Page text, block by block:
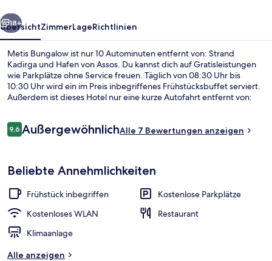
Weiter
18+
ÜbersichtZimmerLageRichtlinien
Metis Bungalow ist nur 10 Autominuten entfernt von: Strand
Kadirga und Hafen von Assos. Du kannst dich auf Gratisleistungen
wie Parkplätze ohne Service freuen. Täglich von 08:30 Uhr bis
10:30 Uhr wird ein im Preis inbegriffenes Frühstücksbuffet serviert.
Außerdem ist dieses Hotel nur eine kurze Autofahrt entfernt von:
Bewertungen
9,69,6 von 10.
AußergewöhnlichAlle 7 Bewertungen anzeigen
Beliebte Annehmlichkeiten
Frühstück inbegriffen
Kostenlose Parkplätze
Kostenloses WLAN
Restaurant
Klimaanlage
Alle anzeigen